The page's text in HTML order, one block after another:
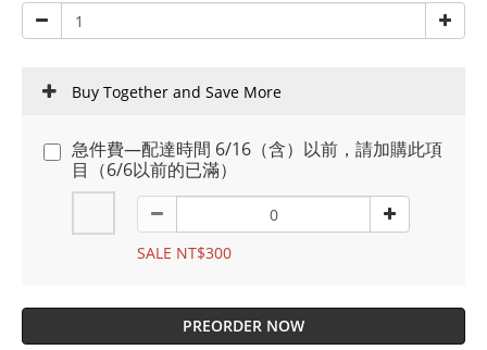
Buy Together and Save More
急件費—配達時間 6/16（含）以前，請加購此項
目（6/6以前的已滿）
SALE NT$300
PREORDER NOW